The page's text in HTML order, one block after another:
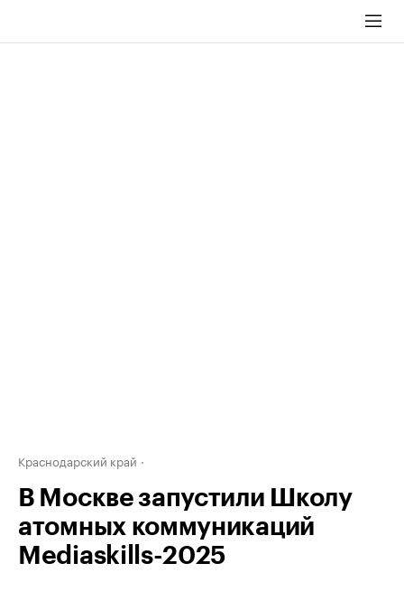
Краснодарский край
В Москве запустили Школу
атомных коммуникаций
Mediaskills-2025